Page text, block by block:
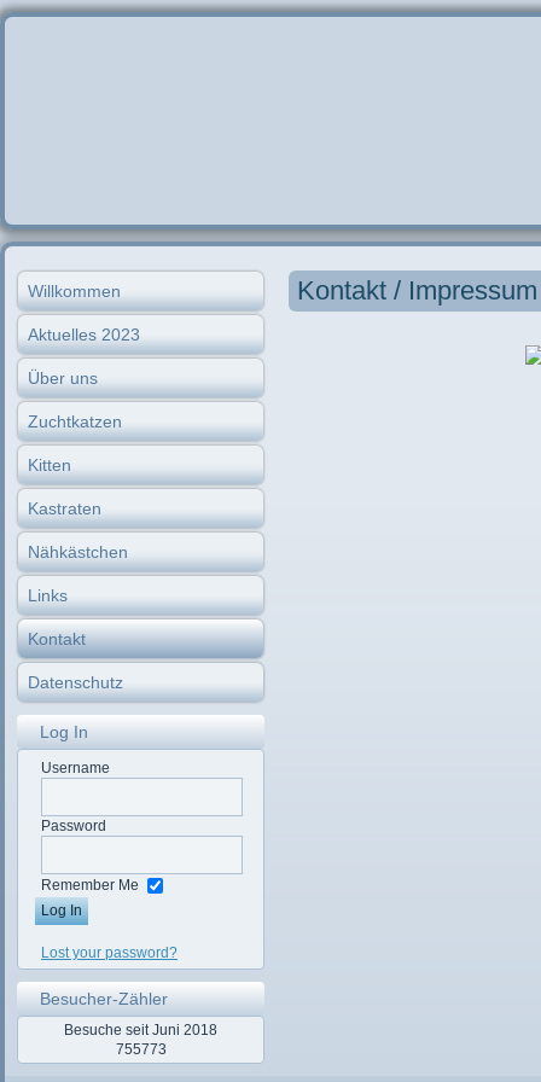
Willkommen
Aktuelles 2023
Über uns
Zuchtkatzen
Kitten
Kastraten
Nähkästchen
Links
Kontakt
Datenschutz
Log In
Username
Password
Remember Me
Lost your password?
Besucher-Zähler
Besuche seit Juni 2018
755773
Kontakt / Impressum